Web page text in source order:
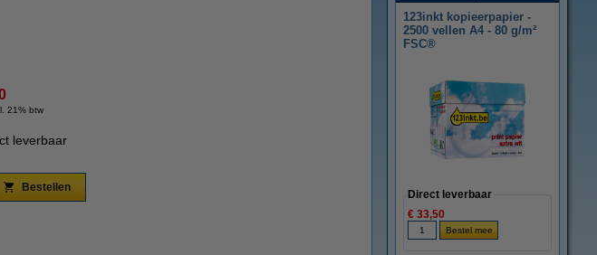
vergroten
21% btw
leverbaar
Bestellen
123inkt kopieerpapier -
2500 vellen A4 - 80 g/m²
FSC®
Direct leverbaar
€ 33,50